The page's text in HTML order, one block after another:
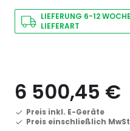
LIEFERUNG 6-12
LIEFERART
6 500,45 €
Preis inkl. E-Geräte
Preis einschließlich